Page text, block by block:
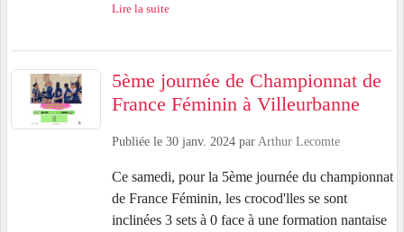
Lire la suite
5ème journée de Championnat de
France Féminin à Villeurbanne
Publiée le 30 janv. 2024 par Arthur Lecomte
Ce samedi, pour la 5ème journée du championnat
de France Féminin, les crocod'lles se sont
inclinées 3 sets à 0 face à une formation nantaise